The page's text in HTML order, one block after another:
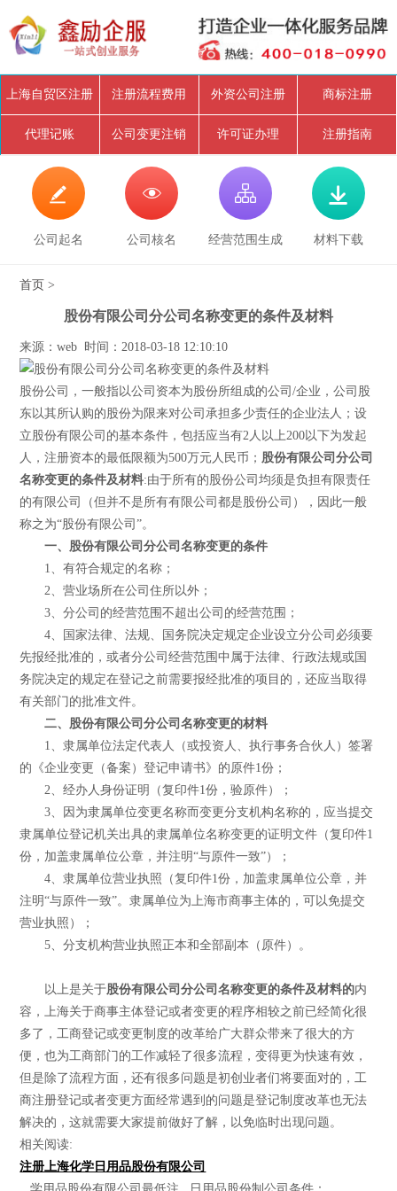
上海自贸区注册 注册流程费用 外资公司注册 商标注册
代理记账 公司变更注销 许可证办理 注册指南

公司起名

公司核名

经营范围生成

材料下载
首页 >
股份有限公司分公司名称变更的条件及材料
来源：web 时间：2018-03-18 12:10:10
股份公司，一般指以公司资本为股份所组成的公司/企业，公司股
东以其所认购的股份为限来对公司承担多少责任的企业法人；设
立股份有限公司的基本条件，包括应当有2人以上200以下为发起
人，注册资本的最低限额为500万元人民币； 股份有限公司分公司
名称变更的条件及材料:由于所有的股份公司均须是负担有限责任
的有限公司（但并不是所有有限公司都是股份公司），因此一般
称之为“股份有限公司”。
一、股份有限公司分公司名称变更的条件
1、有符合规定的名称；
2、营业场所在公司住所以外；
3、分公司的经营范围不超出公司的经营范围；
4、国家法律、法规、国务院决定规定企业设立分公司必须要
先报经批准的，或者分公司经营范围中属于法律、行政法规或国
务院决定的规定在登记之前需要报经批准的项目的，还应当取得
有关部门的批准文件。
二、股份有限公司分公司名称变更的材料
1、隶属单位法定代表人（或投资人、执行事务合伙人）签署
的《企业变更（备案）登记申请书》的原件1份；
2、经办人身份证明（复印件1份，验原件）；
3、因为隶属单位变更名称而变更分支机构名称的，应当提交
隶属单位登记机关出具的隶属单位名称变更的证明文件（复印件1
份，加盖隶属单位公章，并注明“与原件一致”）；
4、隶属单位营业执照（复印件1份，加盖隶属单位公章，并
注明“与原件一致”。隶属单位为上海市商事主体的，可以免提交
营业执照）；
5、分支机构营业执照正本和全部副本（原件）。
以上是关于股份有限公司分公司名称变更的条件及材料的内
容，上海关于商事主体登记或者变更的程序相较之前已经简化很
多了，工商登记或变更制度的改革给广大群众带来了很大的方
便，也为工商部门的工作减轻了很多流程，变得更为快速有效，
但是除了流程方面，还有很多问题是初创业者们将要面对的，工
商注册登记或者变更方面经常遇到的问题是登记制度改革也无法
解决的，这就需要大家提前做好了解，以免临时出现问题。
相关阅读:
注册上海化学日用品股份有限公司